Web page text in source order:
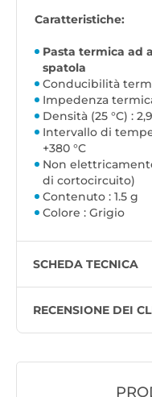
Caratteristiche:
Pasta termica ad
spatola
Conducibilità
Impedenza termica
Densità (25 °C) : 2,9
Intervallo di
+380 °C
Non
di cortocircuito)
Contenuto : 1.5 g
Colore : Grigio
SCHEDA TECNICA
RECENSIONE DEI